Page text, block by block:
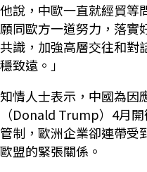
他說，中歐一直就經貿等
願同歐方一道努力，落實
共識，加強高層交往和對
穩致遠。」
知情人士表示，中國為因
（Donald Trump）4月
管制，歐洲企業卻連帶受
歐盟的緊張關係。